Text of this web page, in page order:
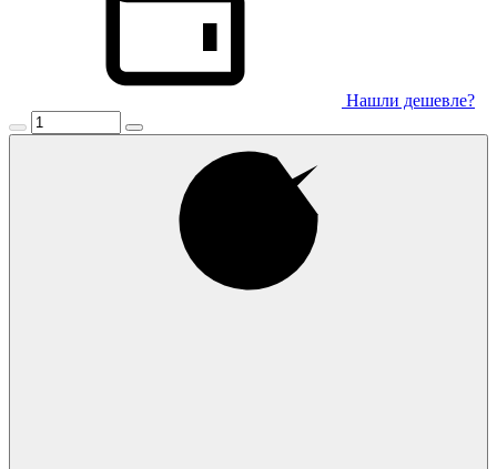
Нашли дешевле?